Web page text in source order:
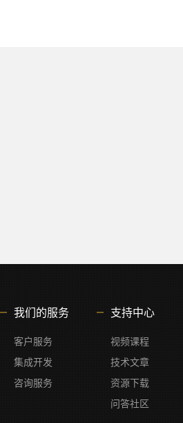
我们的服务
客户服务
集成开发
咨询服务
支持中心
视频课程
技术文章
资源下载
问答社区